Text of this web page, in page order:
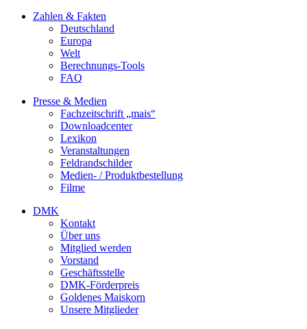
Zahlen & Fakten
Deutschland
Europa
Welt
Berechnungs-Tools
FAQ
Presse & Medien
Fachzeitschrift „mais“
Downloadcenter
Lexikon
Veranstaltungen
Feldrandschilder
Medien- / Produktbestellung
Filme
DMK
Kontakt
Über uns
Mitglied werden
Vorstand
Geschäftsstelle
DMK-Förderpreis
Goldenes Maiskorn
Unsere Mitglieder